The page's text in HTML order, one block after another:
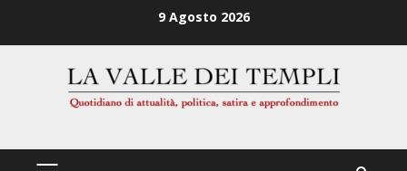
9 Agosto 2026